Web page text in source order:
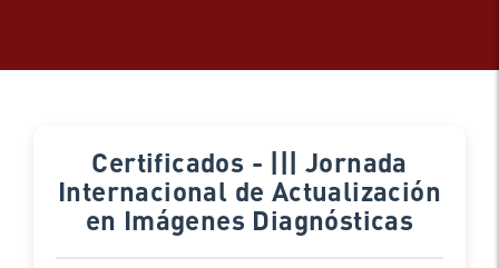
Certificados - ||| Jornada
Internacional de Actualización
en Imágenes Diagnósticas